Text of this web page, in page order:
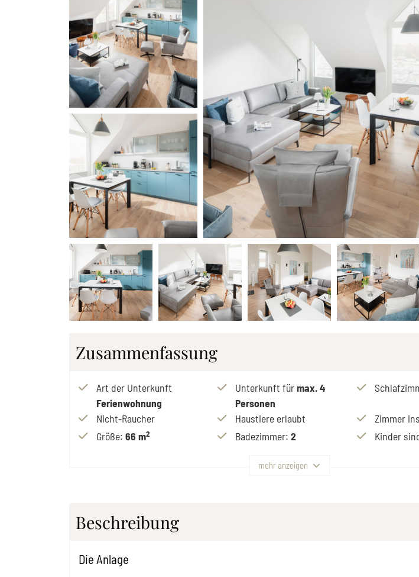
Zusammenfassung
Art der Unterkunft
Ferienwohnung
Unterkunft fürmax.4
Personen
Nicht-Raucher Haustiere erlaubt Zimmer
Größe: 66 m2 Badezimmer:2 Kinder
mehr anzeigen
Beschreibung
Die Anlage